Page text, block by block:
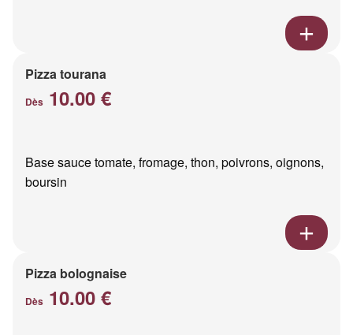
Pizza tourana
Dès 10.00 €
Base sauce tomate, fromage, thon, poivrons, oignons,
boursin
Pizza bolognaise
Dès 10.00 €